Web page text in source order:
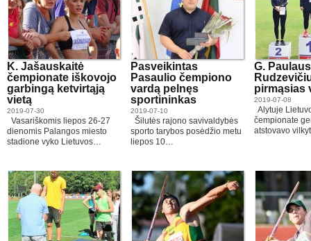
K. Jašauskaitė
čempionate iškovojo
garbingą ketvirtąją
vietą
2019-07-30
Vasariškomis liepos 26-27
dienomis Palangos miesto
stadione vyko Lietuvos…
Pasveikintas
Pasaulio čempiono
vardą pelnęs
sportininkas
2019-07-10
Šilutės rajono savivaldybės
sporto tarybos posėdžio metu
liepos 10…
G.
pirmąsias
2019-07-08
Alytuje
čempionate
atstovavo